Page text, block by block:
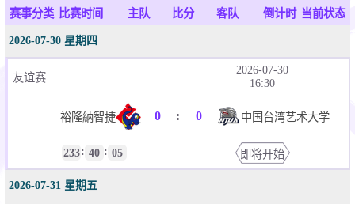
篮球直播
欧冠视频
赛事分类 比赛时间 主队 比分 客队 倒计时 当前状态
2026-07-30 星期四
友谊赛
2026-07-30
16:30
裕隆納智捷 0 : 0 中国台湾艺术大学
233: 40 : 05 即将开始
2026-07-31 星期五